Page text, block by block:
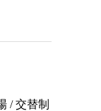
/ 交替制